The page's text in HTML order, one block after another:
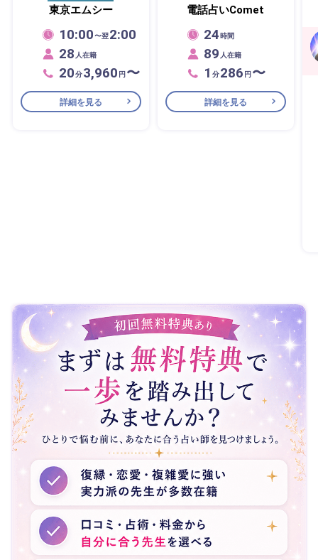
東京エムシー
10:00〜翌2:00
28 人在籍
20分3,960 円〜
詳細を見る
電話占いComet
24時間
89 人在籍
1 分286 円〜
詳細を見る